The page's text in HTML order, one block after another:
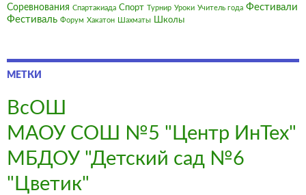
Соревнования Спартакиада Спорт Турнир Уроки Учитель года Фестивали
Фестиваль Форум Хакатон Шахматы Школы
МЕТКИ
ВсОШ
МАОУ СОШ №5 "Центр ИнТех"
МБДОУ "Детский сад №6
"Цветик"